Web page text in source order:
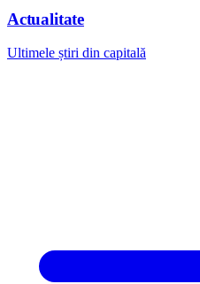
Actualitate
Ultimele știri din capitală